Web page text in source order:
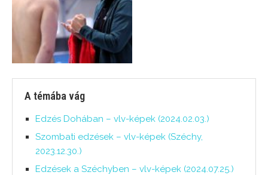
A témába vág
Edzés Dohában – vlv-képek (2024.02.03.)
Szombati edzések – vlv-képek (Széchy,
2023.12.30.)
Edzések a Széchyben – vlv-képek (2024.07.25.)